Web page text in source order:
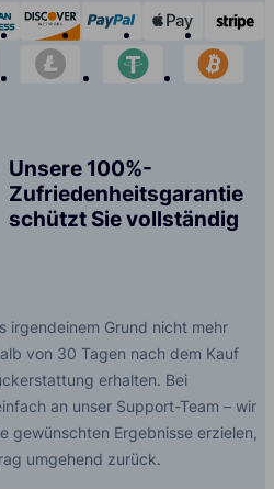
american-express
discover paypal apple-
etherium litecoin tether
Unsere 100%-
Zufriedenheitsgarantie
schützt Sie vollständig
irgendeinem Grund nicht mehr
von 30 Tagen nach dem Kauf
erhalten. Bei
an unser Support-Team – wir
gewünschten Ergebnisse erzielen,
umgehend zurück.